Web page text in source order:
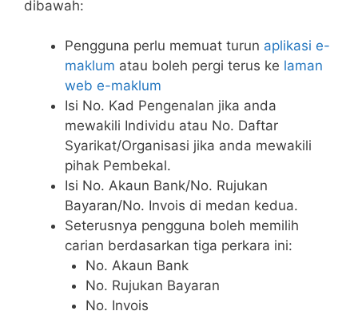
dibawah:
Pengguna perlu memuat turun aplikasi e-
maklum atau boleh pergi terus ke laman
web e-maklum
Isi No. Kad Pengenalan jika anda
mewakili Individu atau No. Daftar
Syarikat/Organisasi jika anda mewakili
pihak Pembekal.
Isi No. Akaun Bank/No. Rujukan
Bayaran/No. Invois di medan kedua.
Seterusnya pengguna boleh memilih
carian berdasarkan tiga perkara ini:
No. Akaun Bank
No. Rujukan Bayaran
No. Invois